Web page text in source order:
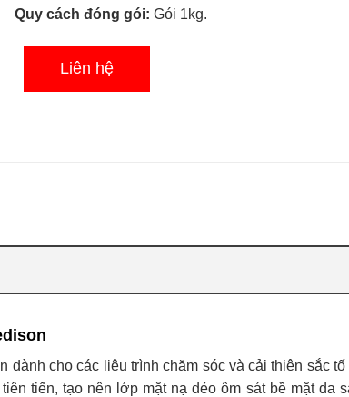
Quy cách đóng gói: Gói 1kg.
Liên hệ
cho các liệu trình chăm sóc và cải thiện sắc tố
tiến, tạo nên lớp mặt nạ dẻo ôm sát bề mặt da